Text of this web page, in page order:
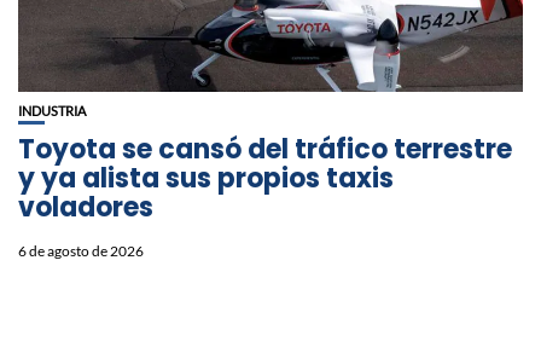
INDUSTRIA
Toyota se cansó del tráfico terrestre
y ya alista sus propios taxis
voladores
6 de agosto de 2026